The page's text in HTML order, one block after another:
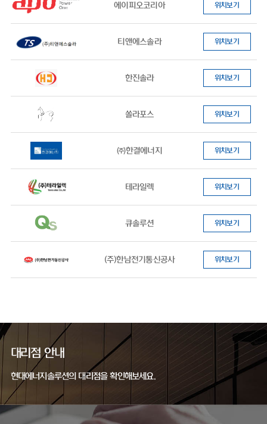
에이피오코리아 위치보기
티앤에스솔라 위치보기
한진솔라 위치보기
쏠라포스 위치보기
㈜한결에너지 위치보기
테라일렉 위치보기
큐솔루션 위치보기
(주)한남전기통신공사 위치보기
대리점 안내
현대에너지솔루션의 대리점을 확인해보세요.